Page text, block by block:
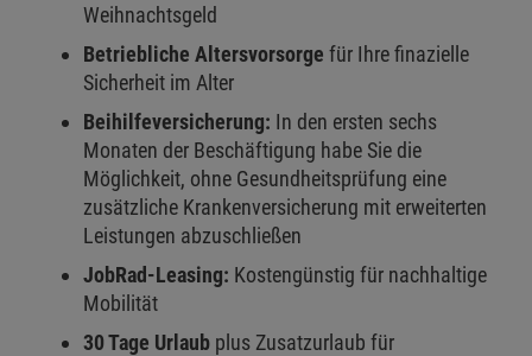
Weihnachtsgeld
Betriebliche Altersvorsorge für Ihre finazielle
Sicherheit im Alter
Beihilfeversicherung: In den ersten sechs
Monaten der Beschäftigung habe Sie die
Möglichkeit, ohne Gesundheitsprüfung eine
zusätzliche Krankenversicherung mit erweiterten
Leistungen abzuschließen
JobRad-Leasing: Kostengünstig für nachhaltige
Mobilität
30 Tage Urlaub plus Zusatzurlaub für